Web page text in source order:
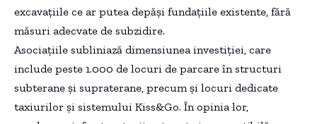
excavațiile ce ar putea depăși fundațiile existente, fără
măsuri adecvate de subzidire.
Asociațiile subliniază dimensiunea investiției, care
include peste 1.000 de locuri de parcare în structuri
subterane și supraterane, precum și locuri dedicate
taxiurilor și sistemului Kiss&Go. În opinia lor,